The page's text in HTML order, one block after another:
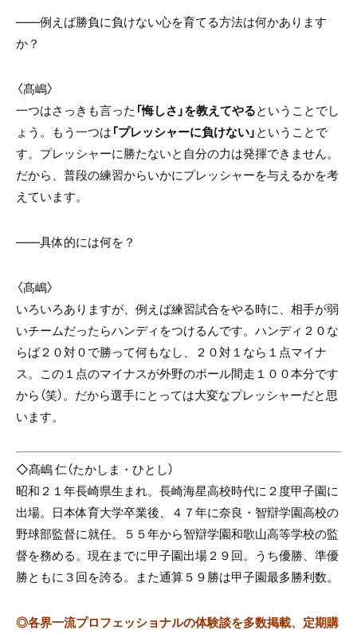
――例えば勝負に負けない心を育てる方法は何かあります
か？
〈髙嶋〉
一つはさっきも言った 「悔しさ」を教えてやるということでし
ょう。もう一つは「プレッシャーに負けない」ということで
す。プレッシャーに勝たないと自分の力は発揮できません。
だから、普段の練習からいかにプレッシャーを与えるかを考
えています。
――具体的には何を？
〈髙嶋〉
いろいろありますが、例えば練習試合をやる時に、相手が弱
いチームだったらハンディをつけるんです。ハンディ２０な
らば２０対０で勝って何もなし、２０対１なら１点マイナ
ス。この１点のマイナスが外野のポール間走１００本分です
から（笑）。だから選手にとっては大変なプレッシャーだと思
います。
◇髙嶋 仁（たかしま・ひとし）
昭和２１年長崎県生まれ。長崎海星高校時代に２度甲子園に
出場。日本体育大学卒業後、４７年に奈良・智辯学園高校の
野球部監督に就任。５５年から智辯学園和歌山高等学校の監
督を務める。現在までに甲子園出場２９回。うち優勝、準優
勝ともに３回を誇る。また通算５９勝は甲子園最多勝利数。
◎各界一流プロフェッショナルの体験談を多数掲載、定期購